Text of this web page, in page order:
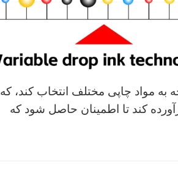
به مواد چاپی مختلف انتخاب کند، که
کند تا اطمینان حاصل شود که